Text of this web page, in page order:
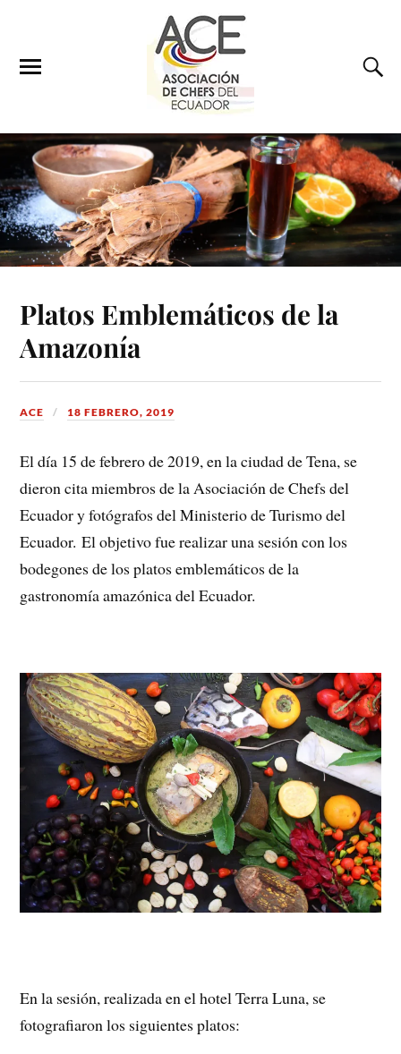
Platos Emblemáticos de la
Amazonía
ACE 18 FEBRERO, 2019
El día 15 de febrero de 2019, en la ciudad de Tena, se
dieron cita miembros de la Asociación de Chefs del
Ecuador y fotógrafos del Ministerio de Turismo del
Ecuador. El objetivo fue realizar una sesión con los
bodegones de los platos emblemáticos de la
gastronomía amazónica del Ecuador.
En la sesión, realizada en el hotel Terra Luna, se
fotografiaron los siguientes platos: